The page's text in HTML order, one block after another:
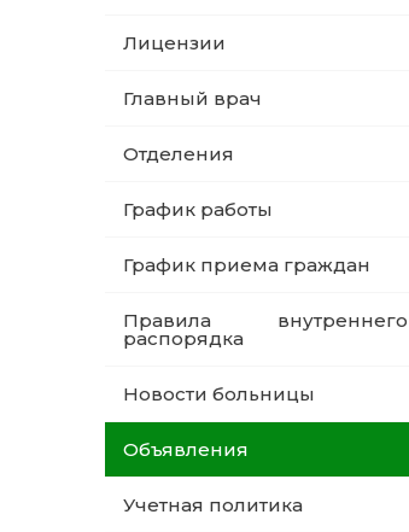
Лицензии
Главный врач
Отделения
График работы
График приема граждан
Правила внутреннего
распорядка
Новости больницы
Объявления
Учетная политика